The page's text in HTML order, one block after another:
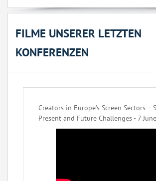
FILME UNSERER LETZTEN
KONFERENZEN
Creators in Europe’s Screen Sectors –
Present and Future Challenges - 7